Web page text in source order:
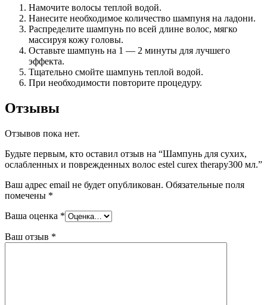
Намочите волосы теплой водой.
Нанесите необходимое количество шампуня на ладони.
Распределите шампунь по всей длине волос, мягко
массируя кожу головы.
Оставьте шампунь на 1 — 2 минуты для лучшего
эффекта.
Тщательно смойте шампунь теплой водой.
При необходимости повторите процедуру.
Отзывы
Отзывов пока нет.
Будьте первым, кто оставил отзыв на “Шампунь для сухих,
ослабленных и поврежденных волос estel curex therapy300 мл.”
Ваш адрес email не будет опубликован. Обязательные поля
помечены *
Ваша оценка *
Ваш отзыв *